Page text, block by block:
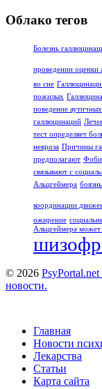
Облако тегов
Болезнь
проведении оценки
во сне
пожилых
поведение
галлюцинаций
тест определяет
невроза Причины
предполагают
связывают с
Альцгеймера
координации
ожирение
Альцгеймера может
© 2026
новости.
Главная
Новости
Лекарства
Статьи
Карта сайта